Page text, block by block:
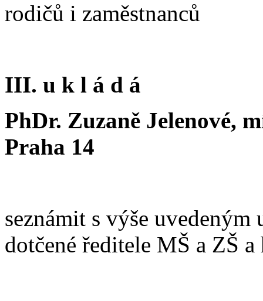
rodičů i zaměstnanců
III. u k l á d á
PhDr. Zuzaně Jelenové,
Praha 14
seznámit s výše uvedeným
dotčené ředitele MŠ a ZŠ